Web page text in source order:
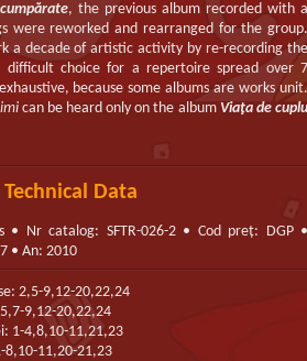
, the previous album recorded with a
were reworked and rearranged for the group.
a decade of artistic activity by re-recording the
choice for a repertoire spread over 7
because some albums are works unit.
can be heard only on the album Viaţa de
Data
• Nr catalog: SFTR-026-2 • Cod preț: DGP •
• An: 2010
2,5-9,12-20,22,24
9,12-20,22,24
1-4,8,10-11,21,23
8,10-11,20-21,23